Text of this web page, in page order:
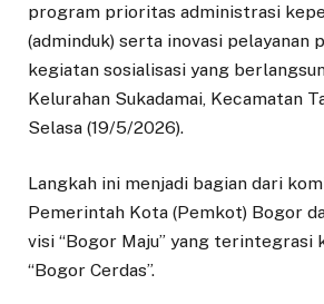
program prioritas administrasi
(adminduk) serta inovasi pelayanan
kegiatan sosialisasi yang
Kelurahan Sukadamai, Kecamatan
Selasa (19/5/2026).
​Langkah ini menjadi bagian dari
Pemerintah Kota (Pemkot) Bogor
visi “Bogor Maju” yang terintegrasi
“Bogor Cerdas”.